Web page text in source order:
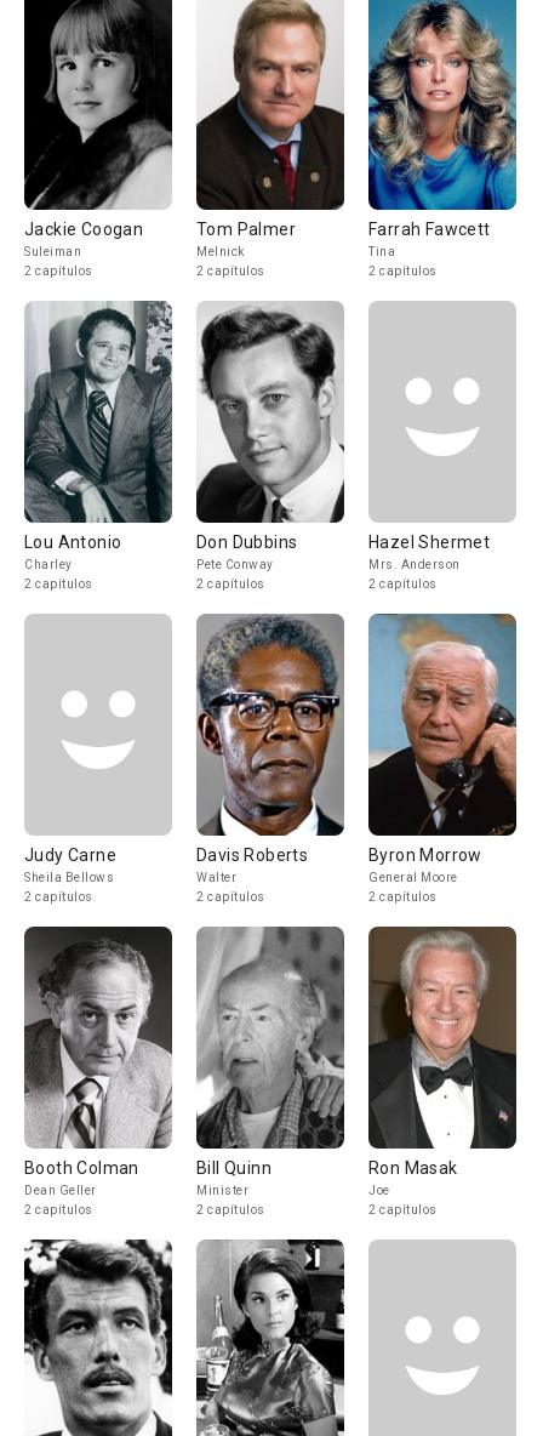
Jackie Coogan
Suleiman
2 capítulos
Tom Palmer
Melnick
2 capítulos
Farrah Fawcett
Tina
2 capítulos
Lou Antonio
Charley
2 capítulos
Don Dubbins
Pete Conway
2 capítulos
Hazel Shermet
Mrs. Anderson
2 capítulos
Judy Carne
Sheila Bellows
2 capítulos
Davis Roberts
Walter
2 capítulos
Byron Morrow
General Moore
2 capítulos
Booth Colman
Dean Geller
2 capítulos
Bill Quinn
Minister
2 capítulos
Ron Masak
Joe
2 capítulos